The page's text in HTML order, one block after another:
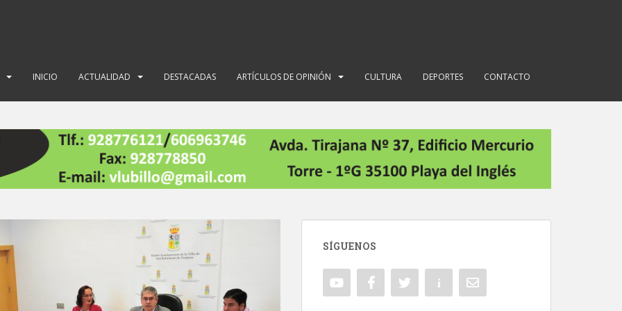
INICIO ACTUALIDAD DESTACADAS ARTÍCULOS DE OPINIÓN CULTURA DEPORTES CONTACTO
SÍGUENOS